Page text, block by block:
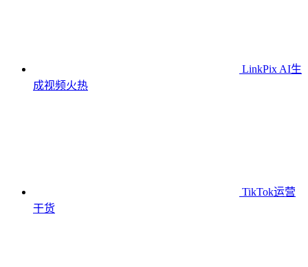
LinkPix AI生
成视频火热
TikTok运营
干货